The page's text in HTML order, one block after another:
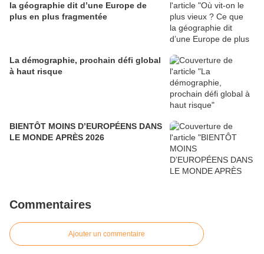
la géographie dit d’une Europe de
plus en plus fragmentée
La démographie, prochain défi global
à haut risque
BIENTÔT MOINS D’EUROPÉENS DANS
LE MONDE APRÈS 2026
Commentaires
Ajouter un commentaire